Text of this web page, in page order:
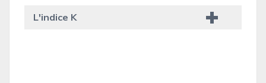
L'indice K